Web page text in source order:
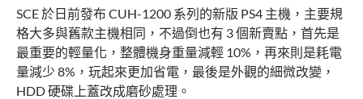
SCE 於日前發布 CUH-1200 系列的新版 PS4 主機，主要規
格大多與舊款主機相同，不過倒也有 3 個新賣點，首先是
最重要的輕量化，整體機身重量減輕 10%，再來則是耗電
量減少 8%，玩起來更加省電，最後是外觀的細微改變，
HDD 硬碟上蓋改成磨砂處理。